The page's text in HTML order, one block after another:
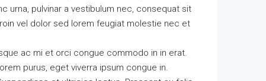
urna, pulvinar a vestibulum nec, consequat sit
vel dolor sed lorem feugiat molestie nec et
ac mi et orci congue commodo in in erat.
purus, eget viverra ipsum congue in.